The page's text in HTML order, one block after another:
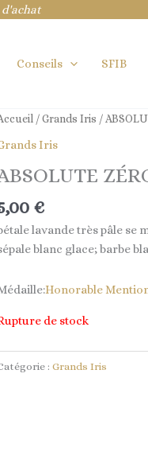
d'achat
Conseils SFIB
/Grands Iris /
Iris
€
lavande très pâle se
blanc glace; barbe
Honorable
de stock
: Grands Iris